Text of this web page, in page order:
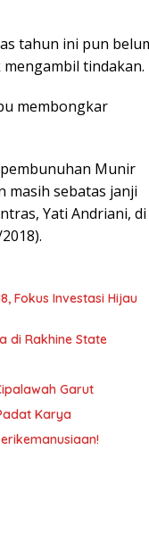
tahun ini pun
mengambil tindakan.
membongkar
Munir
masih sebatas janji
Yati Andriani, di
Fokus Investasi Hijau
di Rakhine State
Garut
Karya